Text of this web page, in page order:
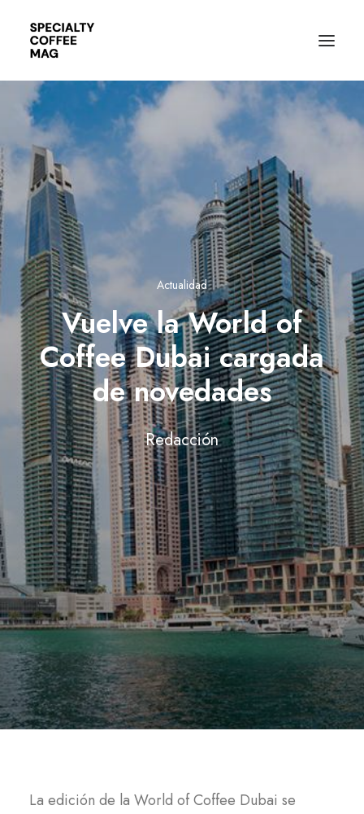
Actualidad
Vuelve la World of
Coffee Dubai cargada
de novedades
Redacción
La edición de la World of Coffee Dubai se